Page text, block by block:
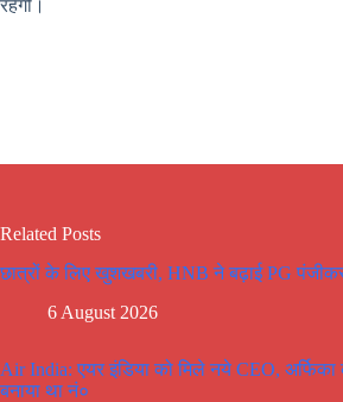
रहेंगी।
Related Posts
छात्रों के लिए खुशखबरी, HNB ने बढ़ाई PG
6 August 2026
Air India: एयर इंडिया को मिले नये CEO,
बनाया था नं०